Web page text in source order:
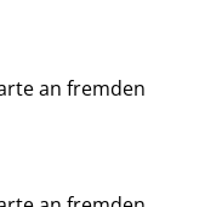
an fremden